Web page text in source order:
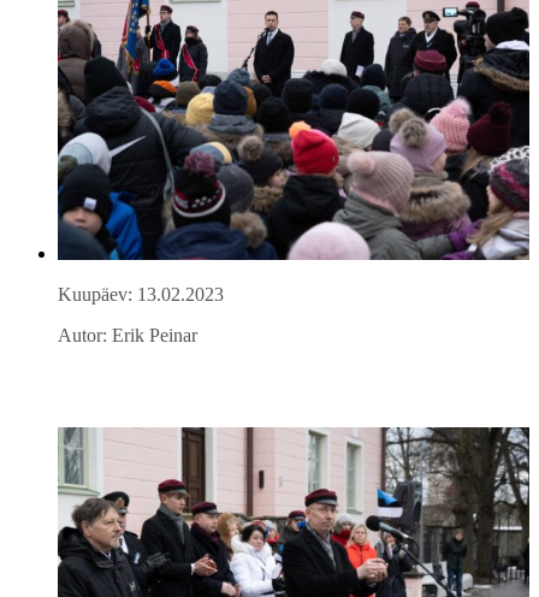
Kuupäev: 13.02.2023
Autor: Erik Peinar